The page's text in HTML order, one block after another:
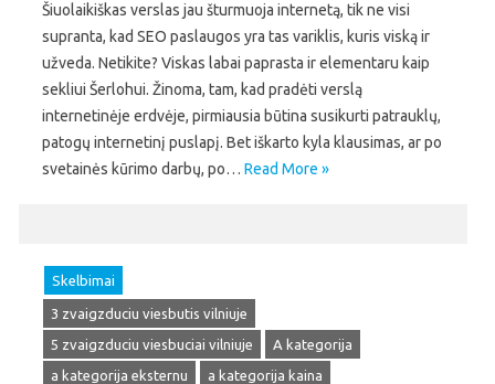
Šiuolaikiškas verslas jau šturmuoja internetą, tik ne visi
supranta, kad SEO paslaugos yra tas variklis, kuris viską ir
užveda. Netikite? Viskas labai paprasta ir elementaru kaip
sekliui Šerlohui. Žinoma, tam, kad pradėti verslą
internetinėje erdvėje, pirmiausia būtina susikurti patrauklų,
patogų internetinį puslapį. Bet iškarto kyla klausimas, ar po
svetainės kūrimo darbų, po… Read More »
Skelbimai
3 zvaigzduciu viesbutis vilniuje
5 zvaigzduciu viesbuciai vilniuje
A kategorija
a kategorija eksternu
a kategorija kaina